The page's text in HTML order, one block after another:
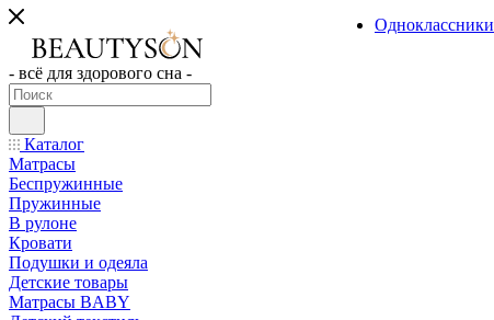
- всё для здорового сна -
Каталог
Матрасы
Беспружинные
Пружинные
В рулоне
Кровати
Подушки и одеяла
Детские товары
Матрасы BABY
Одноклассники